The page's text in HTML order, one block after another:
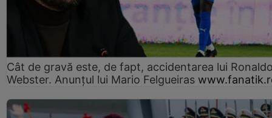
Cât de gravă este, de fapt, accidentarea lui
Webster. Anunțul lui Mario Felgueiras